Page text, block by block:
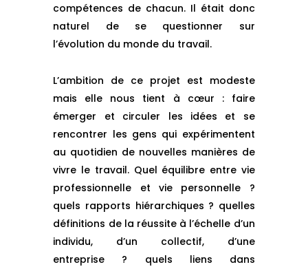
compétences de chacun. Il était donc
naturel de se questionner sur
l’évolution du monde du travail.
L’ambition de ce projet est modeste
mais elle nous tient à cœur : faire
émerger et circuler les idées et se
rencontrer les gens qui expérimentent
au quotidien de nouvelles manières de
vivre le travail. Quel équilibre entre vie
professionnelle et vie personnelle ?
quels rapports hiérarchiques ? quelles
définitions de la réussite à l’échelle d’un
individu, d’un collectif, d’une
entreprise ? quels liens dans